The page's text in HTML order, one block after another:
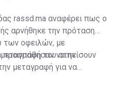
rassd.ma αναφέρει πως ο
αρνήθηκε την πρόταση
των οφειλών, με
του στην
να πείσουν
μεταγραφή για να